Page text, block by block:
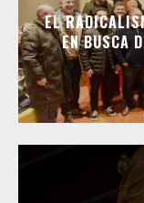
EL
EN BUSCA